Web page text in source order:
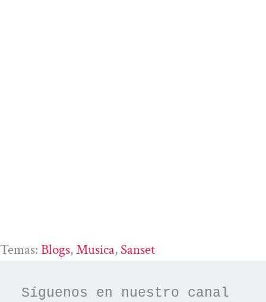
Temas: Blogs, Musica, Sanset
Síguenos en nuestro canal